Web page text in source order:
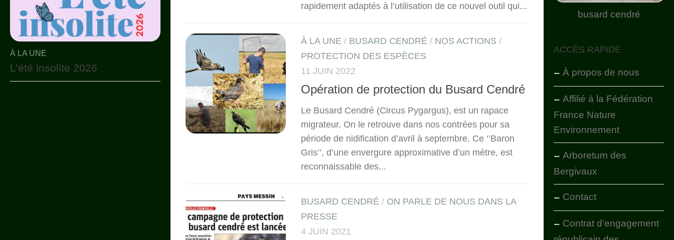
rapidement adaptés à l’utilisation de ce nouvel outil qui...
À LA UNE / BUSARD CENDRÉ / NOS ACTIONS /
PROTECTION DES ESPÈCES
11 JUIN 2022
Opération de protection du Busard Cendré
Le Busard Cendré (Circus Pygargus), est un rapace
migrateur. On le retrouve dans nos contrées pour sa
période de nidification d’avril à septembre. Ce ‘’Baron
Gris’’, d’une envergure approximative d’un mètre, est
reconnaissable des...
BUSARD CENDRÉ / ON PARLE DE NOUS DANS LA
PRESSE
4 JUIN 2021
À LA UNE
L’été insolite 2026
busard cendré
ACCÈS RAPIDE
À propos de nous
Affilié à la Fédération
France Nature
Environnement
Arboretum des
Bergivaux
Contact
Contrat d’engagement